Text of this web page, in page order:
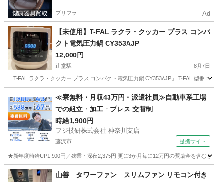
プリフラ Ad
【未使用】T-FAL ラクラ・クッカー プラス コンパ
クト電気圧力鍋 CY353AJP
12,000円
辻堂駅 8月7日
「T-FAL ラクラ・クッカー プラス コンパクト電気圧力鍋 CY353AJP」 T-FAL 型番
辻堂駅 キッチン家電
≪寮無料・月収43万円・派遣社員≫自動車系工場
での組立・加工・プレス 交替制
時給1,900円
フジ技研株式会社 神奈川支店
藤沢市 提携サイト
★新年度時給UP1,900円／残業・深夜2,375円 更に3か月毎に12万円の奨励金を含む
神奈川 藤沢市 その他
山善 タワーファン スリムファン リモコン付き